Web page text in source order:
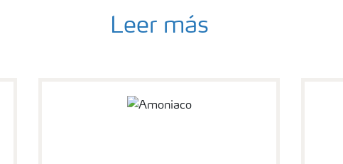
Leer más